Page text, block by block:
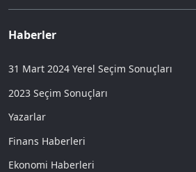
Haberler
31 Mart 2024 Yerel Seçim Sonuçları
2023 Seçim Sonuçları
Yazarlar
Finans Haberleri
Ekonomi Haberleri